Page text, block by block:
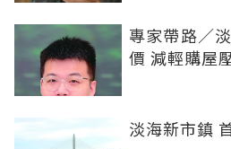
專家帶路／
價 減輕購屋
淡海新市鎮